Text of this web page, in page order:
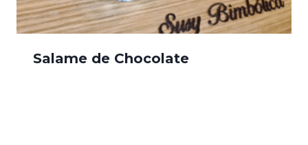
Salame de Chocolate